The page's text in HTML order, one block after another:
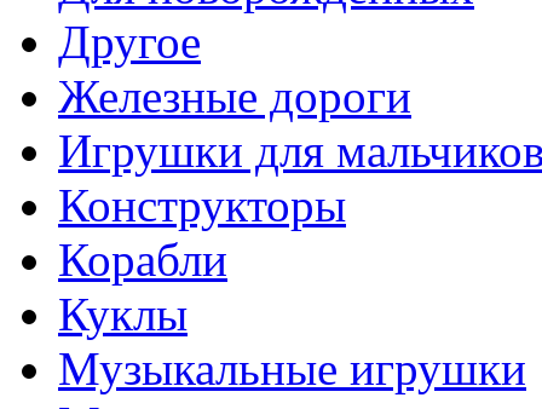
Другое
Железные дороги
Игрушки для
Конструкторы
Корабли
Куклы
Музыкальные игрушки